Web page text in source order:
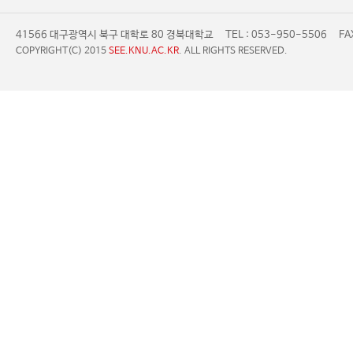
41566 대구광역시 북구 대학로 80 경북대학교 TEL : 053-950-5506
COPYRIGHT(C) 2015 SEE.KNU.AC.KR. ALL RIGHTS RESERVED.